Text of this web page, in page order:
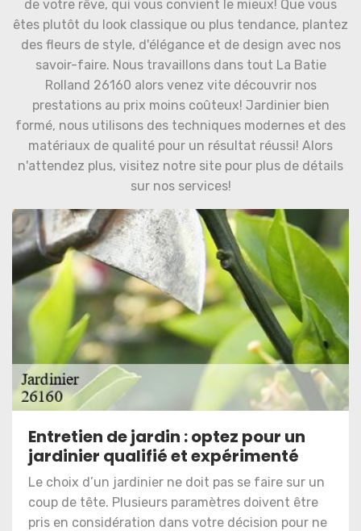
de votre rêve, qui vous convient le mieux! Que vous
êtes plutôt du look classique ou plus tendance, plantez
des fleurs de style, d'élégance et de design avec nos
savoir-faire. Nous travaillons dans tout La Batie
Rolland 26160 alors venez vite découvrir nos
prestations au prix moins coûteux! Jardinier bien
formé, nous utilisons des techniques modernes et des
matériaux de qualité pour un résultat réussi! Alors
n'attendez plus, visitez notre site pour plus de détails
sur nos services!
Entretien de jardin : optez pour un
jardinier qualifié et expérimenté
Le choix d’un jardinier ne doit pas se faire sur un
coup de tête. Plusieurs paramètres doivent être
pris en considération dans votre décision pour ne